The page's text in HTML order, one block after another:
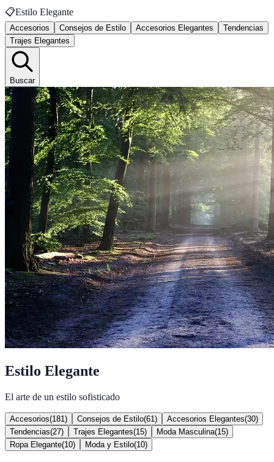
📋Estilo Elegante
Accesorios Consejos de Estilo Accesorios Elegantes
Tendencias
Trajes Elegantes
Buscar
Estilo Elegante
El arte de un estilo sofisticado
Accesorios(181 ) Consejos de Estilo(61 ) Accesorios Elegantes(30)
Tendencias(27) Trajes Elegantes(15) Moda Masculina(15)
Ropa Elegante(10) Moda y Estilo(10)